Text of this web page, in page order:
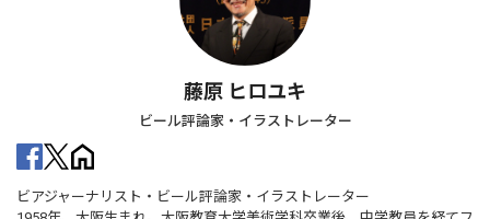
藤原 ヒロユキ
ビール評論家・イラストレーター
ビアジャーナリスト・ビール評論家・イラストレーター